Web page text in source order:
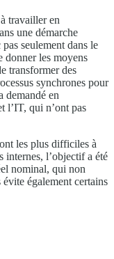
travailler en
une démarche
seulement dans le
donner les moyens
transformer des
synchrones pour
demandé en
l’IT, qui n’ont pas
les plus difficiles à
internes, l’objectif a été
nominal, qui non
également certains